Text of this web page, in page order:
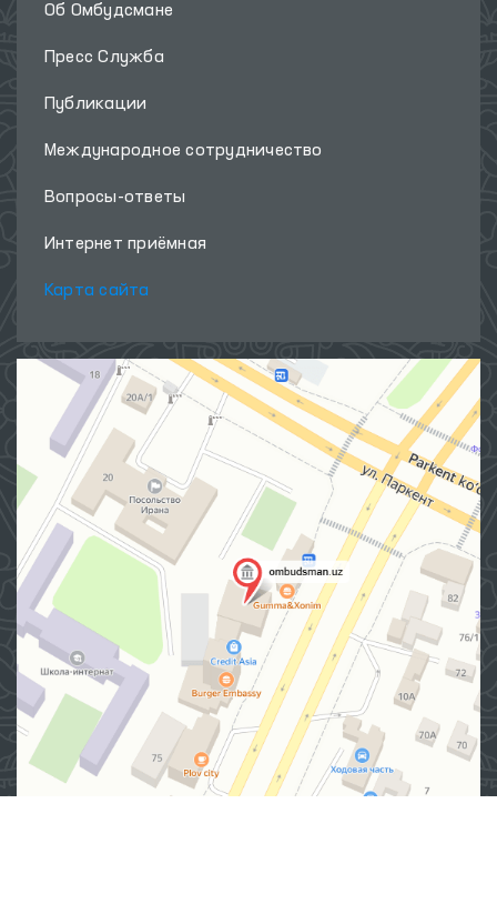
Об Омбудсмане
Пресс Служба
Публикации
Международное сотрудничество
Вопросы-ответы
Интернет приёмная
Карта сайта